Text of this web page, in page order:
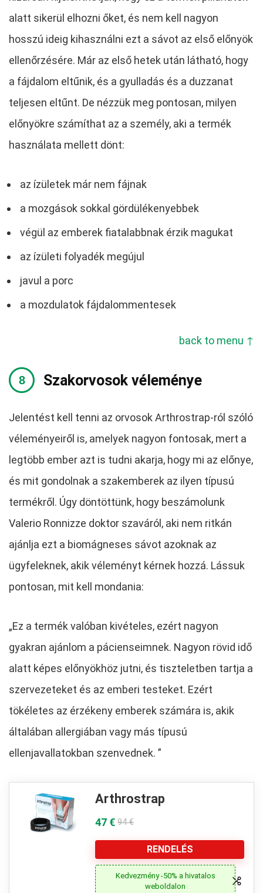
alatt sikerül elhozni őket, és nem kell nagyon
hosszú ideig kihasználni ezt a sávot az első előnyök
ellenőrzésére. Már az első hetek után látható, hogy
a fájdalom eltűnik, és a gyulladás és a duzzanat
teljesen eltűnt. De nézzük meg pontosan, milyen
előnyökre számíthat az a személy, aki a termék
használata mellett dönt:
az ízületek már nem fájnak
a mozgások sokkal gördülékenyebbek
végül az emberek fiatalabbnak érzik magukat
az ízületi folyadék megújul
javul a porc
a mozdulatok fájdalommentesek
back to menu ↑
Szakorvosok véleménye
Jelentést kell tenni az orvosok Arthrostrap-ról szóló
véleményeiről is, amelyek nagyon fontosak, mert a
legtöbb ember azt is tudni akarja, hogy mi az előnye,
és mit gondolnak a szakemberek az ilyen típusú
termékről. Úgy döntöttünk, hogy beszámolunk
Valerio Ronnizze doktor szaváról, aki nem ritkán
ajánlja ezt a biomágneses sávot azoknak az
ügyfeleknek, akik véleményt kérnek hozzá. Lássuk
pontosan, mit kell mondania:
„Ez a termék valóban kivételes, ezért nagyon
gyakran ajánlom a pácienseimnek. Nagyon rövid idő
alatt képes előnyökhöz jutni, és tiszteletben tartja a
szervezeteket és az emberi testeket. Ezért
tökéletes az érzékeny emberek számára is, akik
általában allergiában vagy más típusú
ellenjavallatokban szenvednek. ”
Arthrostrap
47 € 94 €
RENDELÉS
Kedvezmény -50% a hivatalos
weboldalon